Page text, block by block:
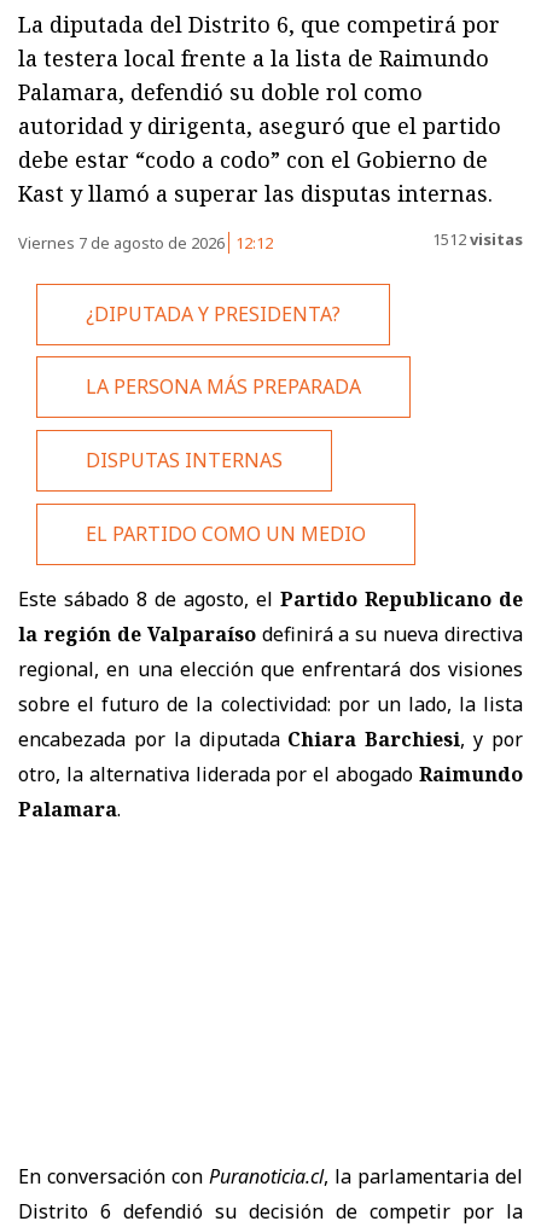
La diputada del Distrito 6, que competirá por
la testera local frente a la lista de Raimundo
Palamara, defendió su doble rol como
autoridad y dirigenta, aseguró que el partido
debe estar “codo a codo” con el Gobierno de
Kast y llamó a superar las disputas internas.
Viernes 7 de agosto de 2026 12:12 1512visitas
¿DIPUTADA Y PRESIDENTA?
LA PERSONA MÁS PREPARADA
DISPUTAS INTERNAS
EL PARTIDO COMO UN MEDIO
Este sábado 8 de agosto, el Partido Republicano de
la región de Valparaísodefinirá a su nueva directiva
regional, en una elección que enfrentará dos visiones
sobre el futuro de la colectividad: por un lado, la lista
encabezada por la diputada Chiara Barchiesi, y por
otro, la alternativa liderada por el abogado Raimundo
Palamara.
En conversación con Puranoticia.cl, la parlamentaria del
Distrito 6 defendió su decisión de competir por la